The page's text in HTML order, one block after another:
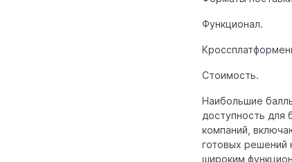
Функционал.
Стоимость.
Наибольшие
доступность для
компаний,
готовых решений
широким